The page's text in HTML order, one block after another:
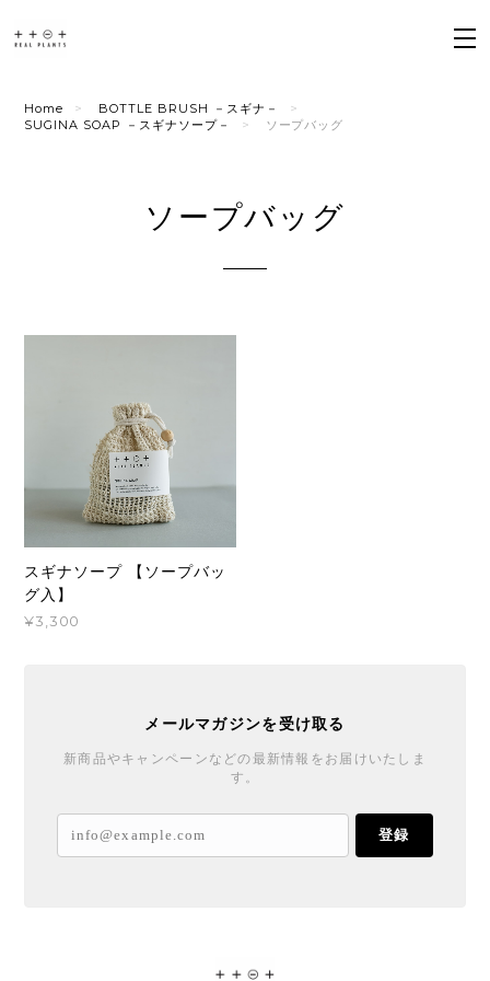
Home
BOTTLE BRUSH －スギナ－
SUGINA SOAP －スギナソープ－
ソープバッグ
ソープバッグ
スギナソープ 【ソープバッ
グ入】
¥3,300
メールマガジンを受け取る
新商品やキャンペーンなどの最新情報をお届けいたしま
す。
登録